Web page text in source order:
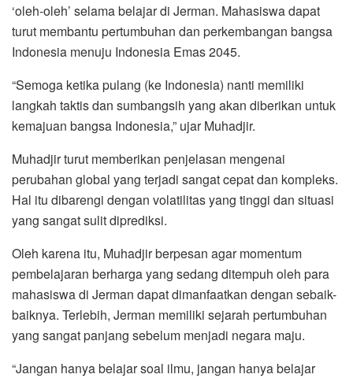
‘oleh-oleh’ selama belajar di Jerman. ​​​​​​​Mahasiswa dapat
turut membantu pertumbuhan dan perkembangan bangsa
Indonesia menuju Indonesia Emas 2045.
“Semoga ketika pulang (ke Indonesia) nanti memiliki
langkah taktis dan sumbangsih yang akan diberikan untuk
kemajuan bangsa Indonesia,” ujar Muhadjir. ​​​​​​​
Muhadjir turut memberikan penjelasan mengenai
perubahan global yang terjadi sangat cepat dan kompleks.
Hal itu dibarengi dengan volatilitas yang tinggi dan situasi
yang sangat sulit diprediksi.
Oleh karena itu, Muhadjir berpesan agar momentum
pembelajaran berharga yang sedang ditempuh oleh para
mahasiswa di Jerman dapat dimanfaatkan dengan sebaik-
baiknya. Terlebih, Jerman memiliki sejarah pertumbuhan
yang sangat panjang sebelum menjadi negara maju.
“Jangan hanya belajar soal ilmu, jangan hanya belajar